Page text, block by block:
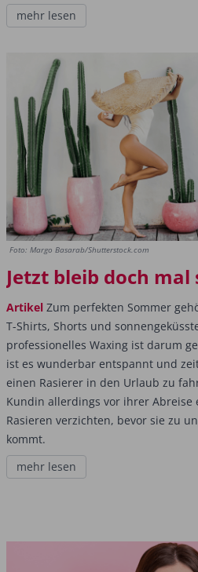
mehr lesen
Foto: Margo Basarab/Shutterstock.com
Jetzt bleib doch mal
Artikel Zum perfekten Sommer
T-Shirts, Shorts und
professionelles Waxing ist darum
ist es wunderbar entspannt und
einen Rasierer in den Urlaub zu
Kundin allerdings vor ihrer Abreise
Rasieren verzichten, bevor sie zu
kommt.
mehr lesen